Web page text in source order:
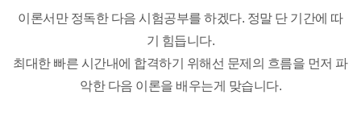
이론서만 정독한 다음 시험공부를 하겠다. 정말 단 기간에 따
기 힘듭니다.
최대한 빠른 시간내에 합격하기 위해선 문제의 흐름을 먼저 파
악한 다음 이론을 배우는게 맞습니다.